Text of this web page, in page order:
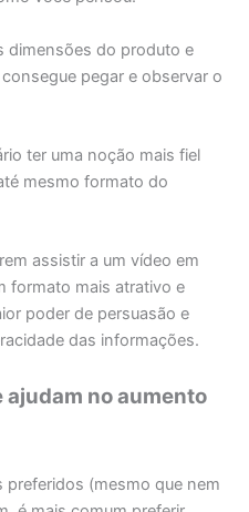
dimensões do produto e
pegar e observar o
ter uma noção mais fiel
mesmo formato do
assistir a um vídeo em
formato mais atrativo e
poder de persuasão e
das informações.
ajudam no aumento
(mesmo que nem